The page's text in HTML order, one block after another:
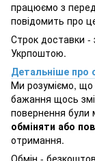
працюємо з
повідомить про
Строк доставки -
Укрпоштою.
Детальніше про
Ми розуміємо, що
бажання щось
повернення
обміняти або
отримання.
Обмін -